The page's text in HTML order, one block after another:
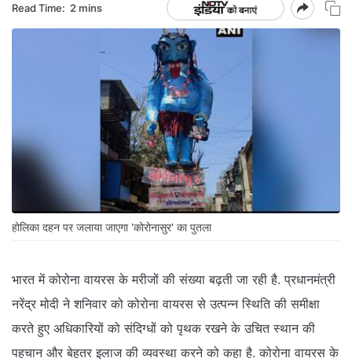
Read Time: 2 mins
होलिका दहन पर जलाया जाएगा 'कोरोनासुर' का पुतला
भारत में कोरोना वायरस के मरीजों की संख्या बढ़ती जा रही है. प्रधानमंत्री
नरेंद्र मोदी ने शनिवार को कोरोना वायरस से उत्पन्न स्थिति की समीक्षा
करते हुए अधिकारियों को संदिग्धों को पृथक रखने के उचित स्थान की
पहचान और बेहतर इलाज की व्यवस्था करने को कहा है. कोरोना वायरस के